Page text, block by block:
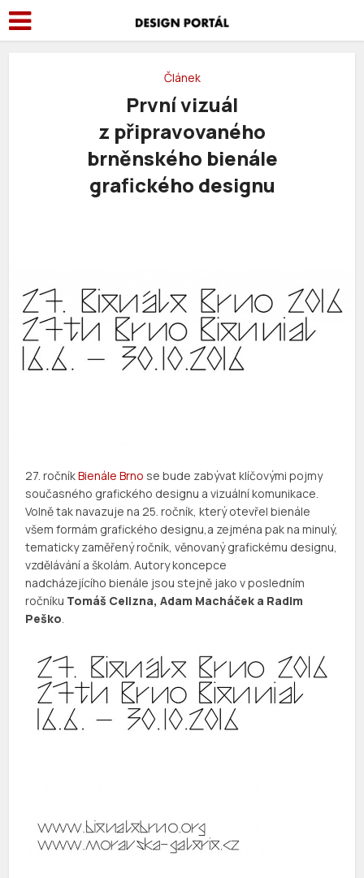
Článek
První vizuál
z připravovaného
brněnského bienále
grafického designu
27. ročníkBienále Brno se bude zabývat klíčovými pojmy
současného grafického designu a vizuální komunikace.
Volně tak navazuje na 25. ročník, který otevřel bienále
všem formám grafického designu,a zejména pak na minulý,
tematicky zaměřený ročník, věnovaný grafickému designu,
vzdělávání a školám. Autory koncepce
nadcházejícího bienále jsou stejně jako v posledním
ročníku Tomáš Celizna, Adam Macháček a Radim
Peško.